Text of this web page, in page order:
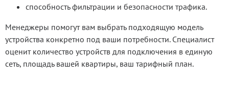
способность фильтрации и безопасности трафика.
Менеджеры помогут вам выбрать подходящую модель
устройства конкретно под ваши потребности. Специалист
оценит количество устройств для подключения в единую
сеть, площадь вашей квартиры, ваш тарифный план.